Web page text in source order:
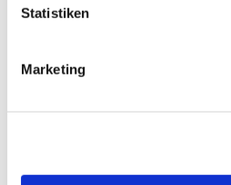
Statistiken
Marketing